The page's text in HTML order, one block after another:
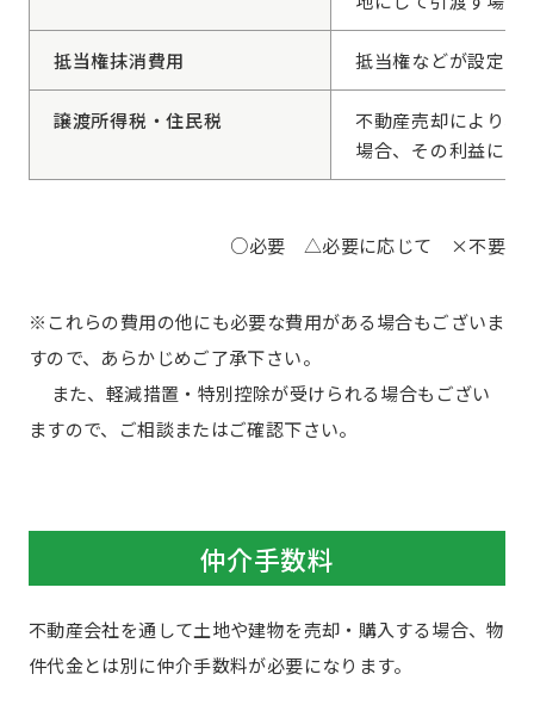
抵当権抹消費用 抵当権などが設定さ
譲渡所得税・住民税
不動産売却により、
場合、その利益に課
○必要 △必要に応じて ×不要
※これらの費用の他にも必要な費用がある場合もございま
すので、あらかじめご了承下さい。
また、軽減措置・特別控除が受けられる場合もござい
ますので、ご相談またはご確認下さい。
仲介手数料
不動産会社を通して土地や建物を売却・購入する場合、物
件代金とは別に仲介手数料が必要になります。